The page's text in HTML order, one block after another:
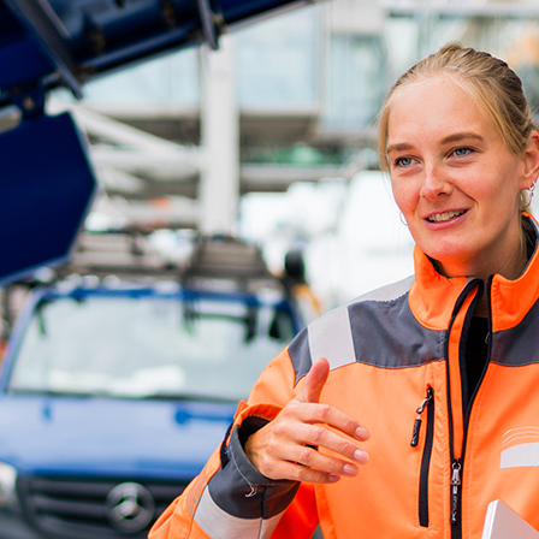
Center der HPA
aller Verkehrsmeldungen im Hafen am